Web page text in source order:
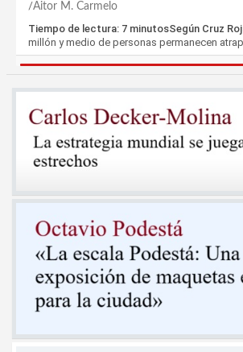
Aitor M. Carmelo
Tiempo de lectura: 7 minutosSegún Cruz
millón y medio de personas permanecen